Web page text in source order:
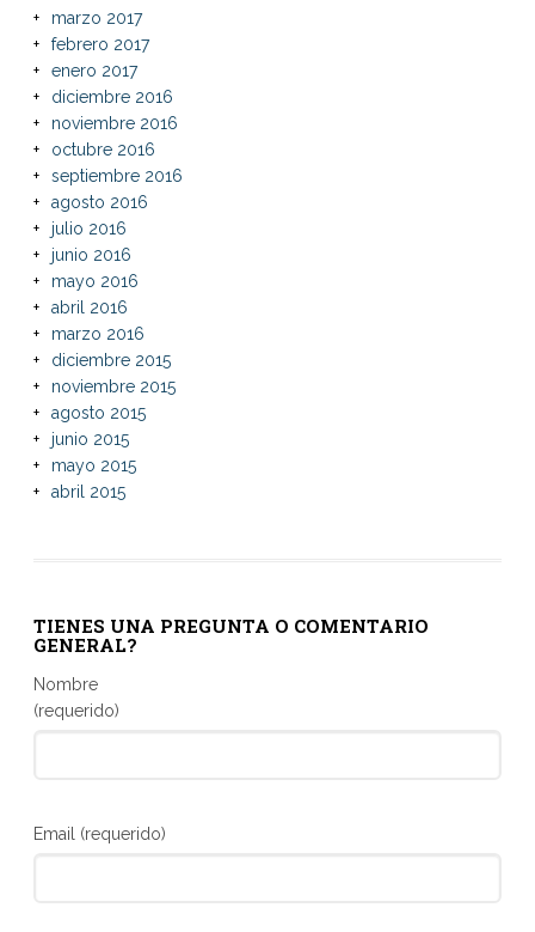
marzo 2017
febrero 2017
enero 2017
diciembre 2016
noviembre 2016
octubre 2016
septiembre 2016
agosto 2016
julio 2016
junio 2016
mayo 2016
abril 2016
marzo 2016
diciembre 2015
noviembre 2015
agosto 2015
junio 2015
mayo 2015
abril 2015
TIENES UNA PREGUNTA O COMENTARIO
GENERAL?
Nombre
(requerido)
Email (requerido)